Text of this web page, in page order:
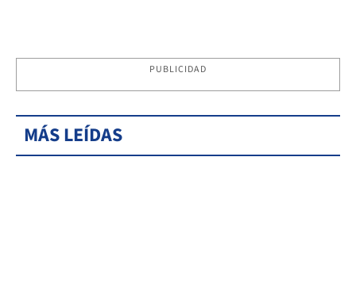
PUBLICIDAD
MÁS LEÍDAS